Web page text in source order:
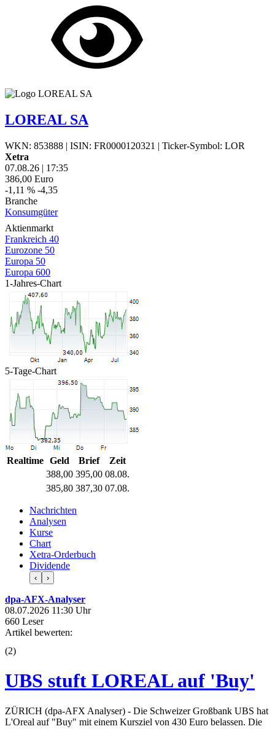
LOREAL SA
WKN: 853888 | ISIN: FR0000120321 | Ticker-Symbol: LOR
Xetra
07.08.26 | 17:35
386,00 Euro
-1,11 % -4,35
Branche
Konsumgüter
Aktienmarkt
Frankreich 40
Eurozone 50
Europa 50
Europa 600
1-Jahres-Chart
5-Tage-Chart
Realtime Geld Brief
Zeit
388,00 395,00 08.08.
385,80 387,30 07.08.
Nachrichten
Analysen
Kurse
Chart
Xetra-Orderbuch
Dividende
‹ ›
dpa-AFX-Analyser
08.07.2026 11:30 Uhr
660 Leser
Artikel bewerten:
(2)
UBS stuft LOREAL auf 'Buy'
ZÜRICH (dpa-AFX Analyser) - Die Schweizer Großbank UBS hat
L'Oreal auf "Buy" mit einem Kursziel von 430 Euro belassen. Die